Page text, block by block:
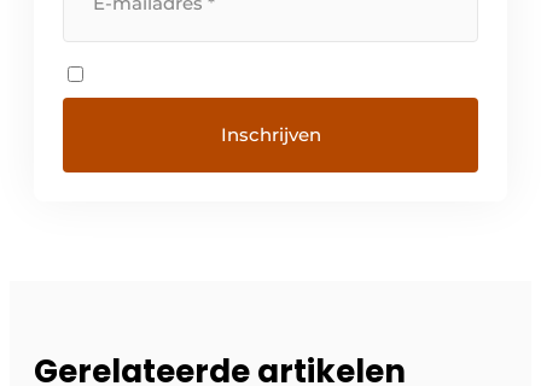
Gerelateerde artikelen